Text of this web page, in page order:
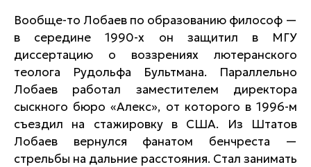
Вообще-то Лобаев по образованию философ —
в середине 1990-х он защитил в МГУ
диссертацию о воззрениях лютеранского
теолога Рудольфа Бультмана. Параллельно
Лобаев работал заместителем директора
сыскного бюро «Алекс», от которого в 1996-м
съездил на стажировку в США. Из Штатов
Лобаев вернулся фанатом бенчреста —
стрельбы на дальние расстояния. Стал занимать